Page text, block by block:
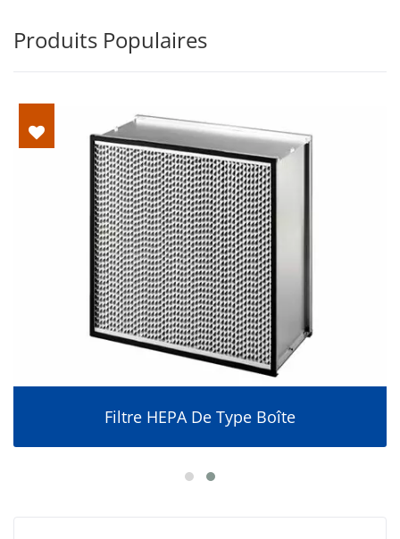
Produits Populaires
Filtre HEPA De Type Boîte